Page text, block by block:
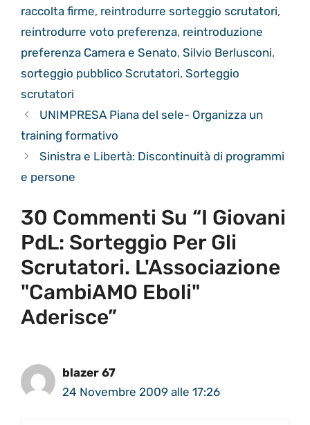
raccolta firme, reintrodurre sorteggio scrutatori,
reintrodurre voto preferenza, reintroduzione
preferenza Camera e Senato, Silvio Berlusconi,
sorteggio pubblico Scrutatori, Sorteggio
scrutatori
UNIMPRESA Piana del sele- Organizza un
training formativo
Sinistra e Libertà: Discontinuità di programmi
e persone
30 Commenti Su “I Giovani
PdL: Sorteggio Per Gli
Scrutatori. L'Associazione
"CambiAMO Eboli"
Aderisce”
blazer 67
24 Novembre 2009 alle 17:26